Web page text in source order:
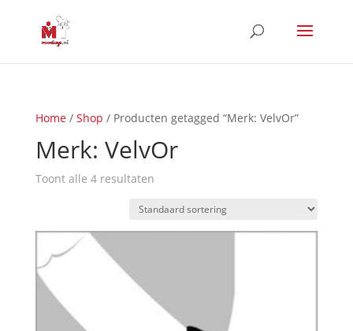
Home/ Shop / Producten getagged “Merk: VelvOr”
Merk: VelvOr
Toont alle 4 resultaten